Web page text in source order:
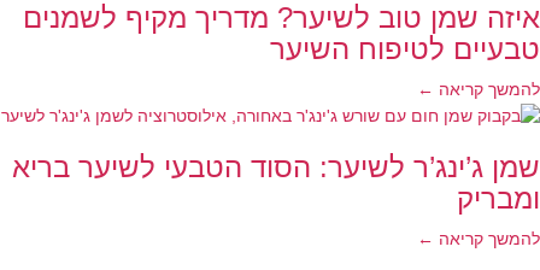
איזה שמן טוב לשיער? מדריך מקיף לשמנים
טבעיים לטיפוח השיער
להמשך קריאה ←
שמן ג’ינג’ר לשיער: הסוד הטבעי לשיער בריא
ומבריק
להמשך קריאה ←